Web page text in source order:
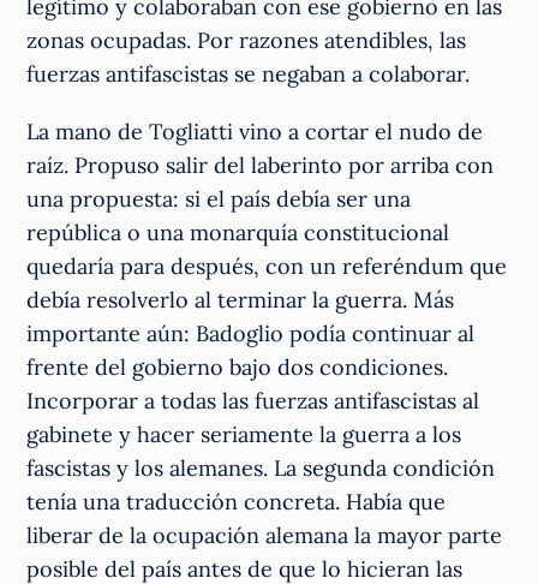
legítimo y colaboraban con ese gobierno en las
zonas ocupadas. Por razones atendibles, las
fuerzas antifascistas se negaban a colaborar.
La mano de Togliatti vino a cortar el nudo de
raíz. Propuso salir del laberinto por arriba con
una propuesta: si el país debía ser una
república o una monarquía constitucional
quedaría para después, con un referéndum que
debía resolverlo al terminar la guerra. Más
importante aún: Badoglio podía continuar al
frente del gobierno bajo dos condiciones.
Incorporar a todas las fuerzas antifascistas al
gabinete y hacer seriamente la guerra a los
fascistas y los alemanes. La segunda condición
tenía una traducción concreta. Había que
liberar de la ocupación alemana la mayor parte
posible del país antes de que lo hicieran las